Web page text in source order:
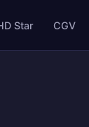
Star CGV